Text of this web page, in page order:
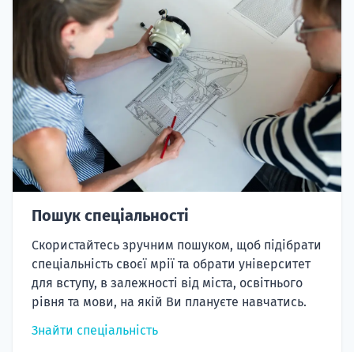
Пошук спеціальності
Скористайтесь зручним пошуком, щоб підібрати
спеціальність своєї мрії та обрати університет
для вступу, в залежності від міста, освітнього
рівня та мови, на якій Ви плануєте навчатись.
Знайти спеціальність